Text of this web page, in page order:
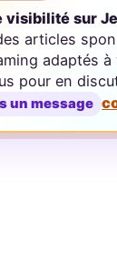
visibilité sur
articles
adaptés
pour en
un message